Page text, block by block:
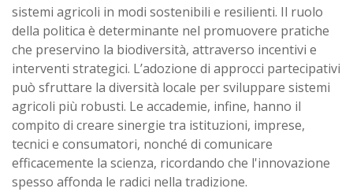
sistemi agricoli in modi sostenibili e resilienti. Il ruolo
della politica è determinante nel promuovere pratiche
che preservino la biodiversità, attraverso incentivi e
interventi strategici. L’adozione di approcci partecipativi
può sfruttare la diversità locale per sviluppare sistemi
agricoli più robusti. Le accademie, infine, hanno il
compito di creare sinergie tra istituzioni, imprese,
tecnici e consumatori, nonché di comunicare
efficacemente la scienza, ricordando che l'innovazione
spesso affonda le radici nella tradizione.